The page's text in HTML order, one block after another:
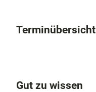
Terminübersicht
Gut zu wissen